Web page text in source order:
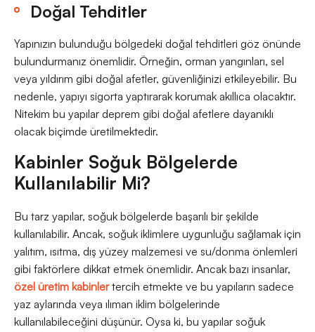
Doğal Tehditler
Yapınızın bulunduğu bölgedeki doğal tehditleri göz önünde
bulundurmanız önemlidir. Örneğin, orman yangınları, sel
veya yıldırım gibi doğal afetler, güvenliğinizi etkileyebilir. Bu
nedenle, yapıyı sigorta yaptırarak korumak akıllıca olacaktır.
Nitekim bu yapılar deprem gibi doğal afetlere dayanıklı
olacak biçimde üretilmektedir.
Kabinler Soğuk Bölgelerde
Kullanılabilir Mi?
Bu tarz yapılar, soğuk bölgelerde başarılı bir şekilde
kullanılabilir. Ancak, soğuk iklimlere uygunluğu sağlamak için
yalıtım, ısıtma, dış yüzey malzemesi ve su/donma önlemleri
gibi faktörlere dikkat etmek önemlidir. Ancak bazı insanlar,
özel üretim kabinlertercih etmekte ve bu yapıların sadece
yaz aylarında veya ılıman iklim bölgelerinde
kullanılabileceğini düşünür. Oysa ki, bu yapılar soğuk